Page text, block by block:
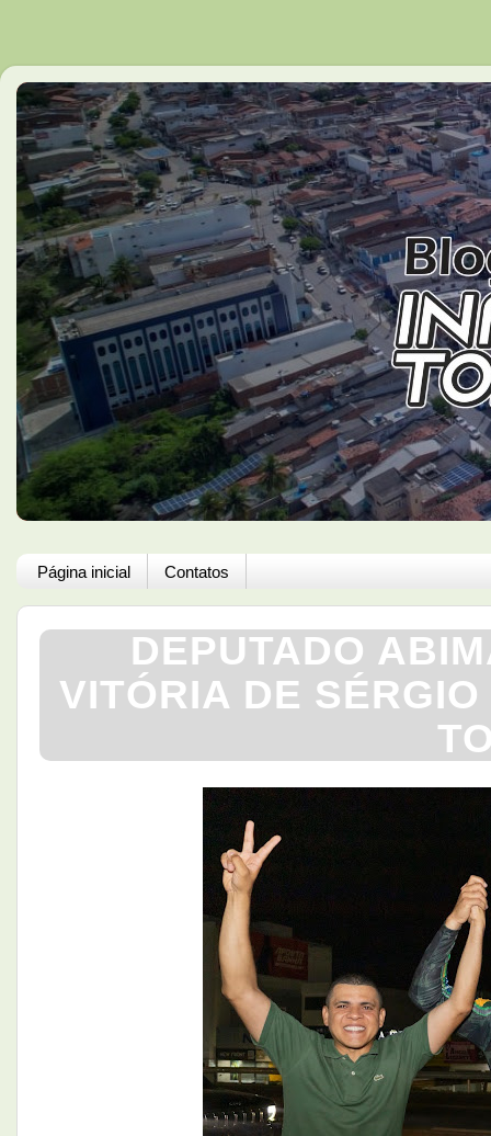
Página inicial Contatos
DEPUTADO
VITÓRIA DE